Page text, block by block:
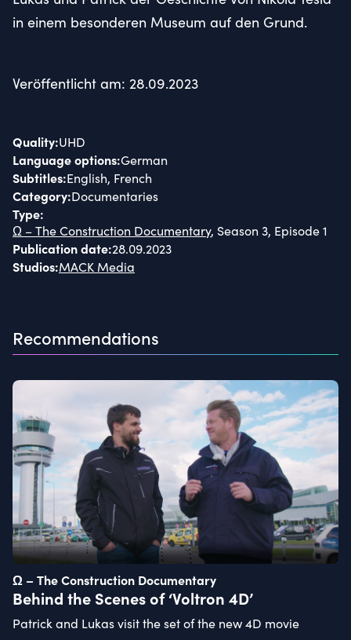
in einem besonderen Museum auf den Grund.
Veröffentlicht am: 28.09.2023
Quality:UHD
Language options:German
Subtitles:English, French
Category:Documentaries
Type:
Ω – The Construction Documentary, Season 3, Episode 1
Publication date:28.09.2023
Studios:MACK Media
Recommendations
Ω – The Construction Documentary
Behind the Scenes of ‘Voltron 4D’
Patrick and Lukas visit the set of the new 4D movie